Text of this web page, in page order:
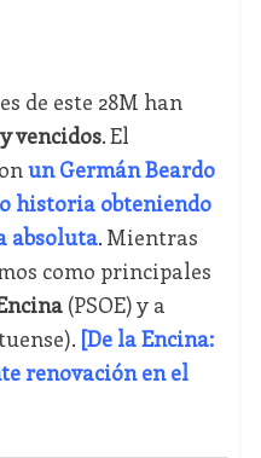
de este 28M han
vencidos. El
un Germán Beardo
historia obteniendo
absoluta. Mientras
como principales
(PSOE) y a
[De la Encina:
renovación en el